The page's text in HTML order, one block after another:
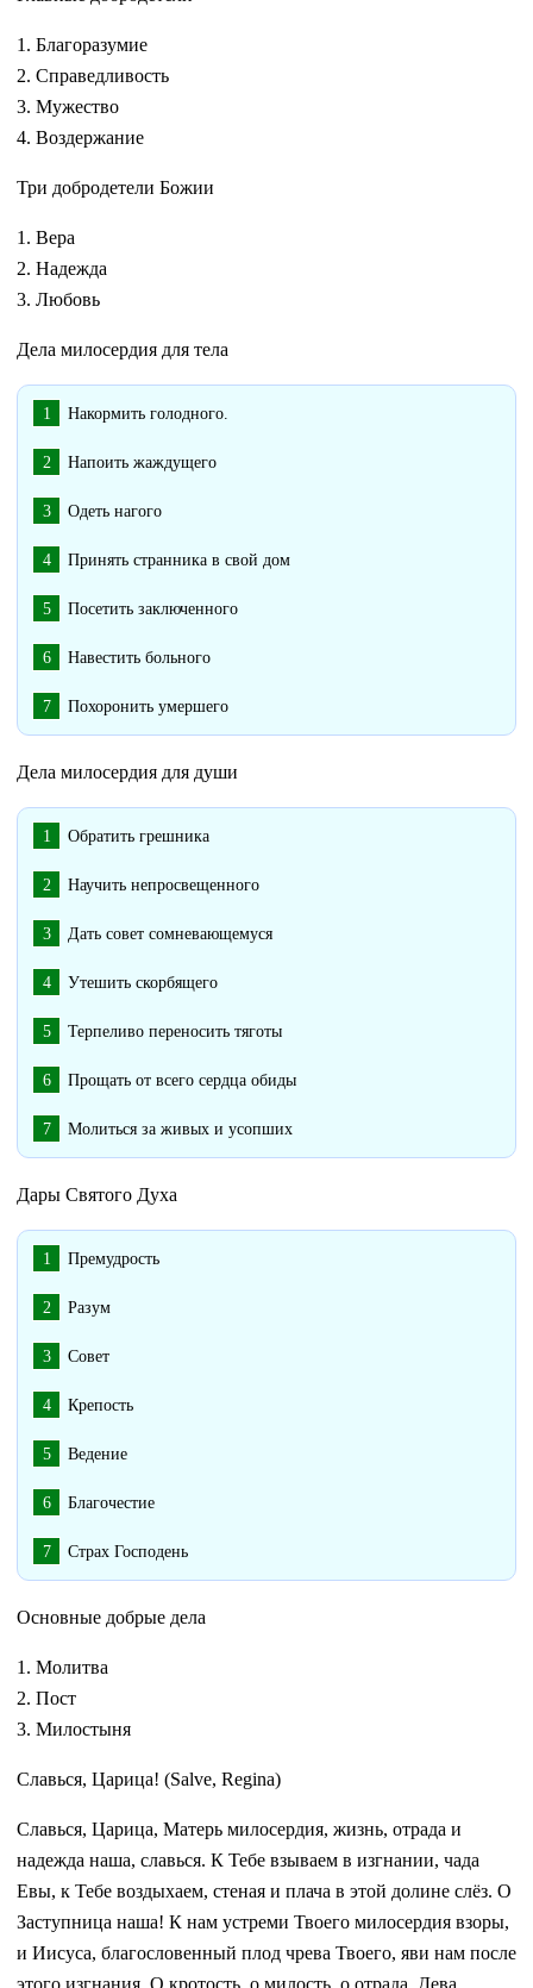
1. Благоразумие
2. Справедливость
3. Мужество
4. Воздержание
Три добродетели Божии
1. Вера
2. Надежда
3. Любовь
Дела милосердия для тела
Накормить голодного.
Напоить жаждущего
Одеть нагого
Принять странника в свой дом
Посетить заключенного
Навестить больного
Похоронить умершего
Дела милосердия для души
Обратить грешника
Научить непросвещенного
Дать совет сомневающемуся
Утешить скорбящего
Терпеливо переносить тяготы
Прощать от всего сердца обиды
Молиться за живых и усопших
Дары Святого Духа
Премудрость
Разум
Совет
Крепость
Ведение
Благочестие
Страх Господень
Основные добрые дела
1. Молитва
2. Пост
3. Милостыня
Славься, Царица! (Salve, Regina)
Славься, Царица, Матерь милосердия, жизнь, отрада и
надежда наша, славься. К Тебе взываем в изгнании, чада
Евы, к Тебе воздыхаем, стеная и плача в этой долине слёз. О
Заступница наша! К нам устреми Твоего милосердия взоры,
и Иисуса, благословенный плод чрева Твоего, яви нам после
этого изгнания. О кротость, о милость, о отрада, Дева